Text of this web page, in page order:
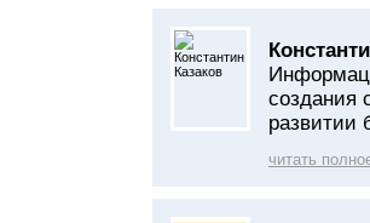
создания
развитии
читать